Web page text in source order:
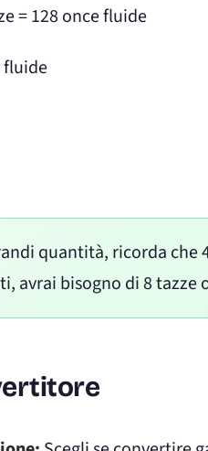
= 128 once fluide
fluide
quantità, ricorda che
avrai bisogno di 8 tazze